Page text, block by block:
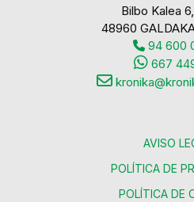
Bilbo Kalea
48960
94 600
667
AVISO
POLÍTICA DE
POLÍTICA DE